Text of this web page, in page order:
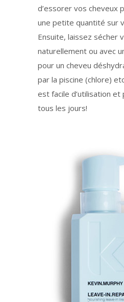
d’essorer vos cheveux
une petite quantité sur
Ensuite, laissez sécher
naturellement ou avec
pour un cheveu
par la piscine (chlore)
est facile d’utilisation
tous les jours!